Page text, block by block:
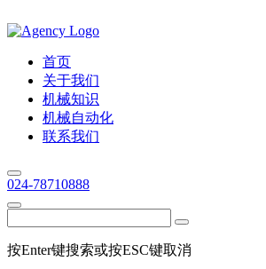
首页
关于我们
机械知识
机械自动化
联系我们
024-78710888
按Enter键搜索或按ESC键取消